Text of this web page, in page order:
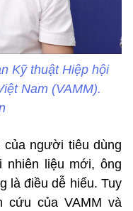
Kỹ thuật Hiệp hội
Nam (VAMM).
người tiêu dùng
nhiên liệu mới, ông
là điều dễ hiểu. Tuy
cứu của VAMM và